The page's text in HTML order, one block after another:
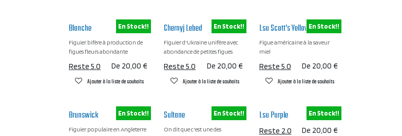
Blanche
Figuier bifère à production de
figues fleurs abondante
De 20,00 €
Reste 5.0
Ajouter à la liste de souhaits
En Stock!! Chernyj Lebed
Figuier d'Ukraine unifère avec
abondance de petites figues
De 20,00 €
Reste 5.0
Ajouter à la liste de souhaits
En Stock!! Lsu Scott's Yellow
Figue américaine à la saveur
miel
De 20,00 €
Reste 5.0
Ajouter à la liste de souhaits
En Stock!!
Brunswick
Figuier populaire en Angleterre
En Stock!! Sultane
On dit que c'est une des
En Stock!! Lsu Purple
De 20,00 €
Reste 2.0
En Stock!!